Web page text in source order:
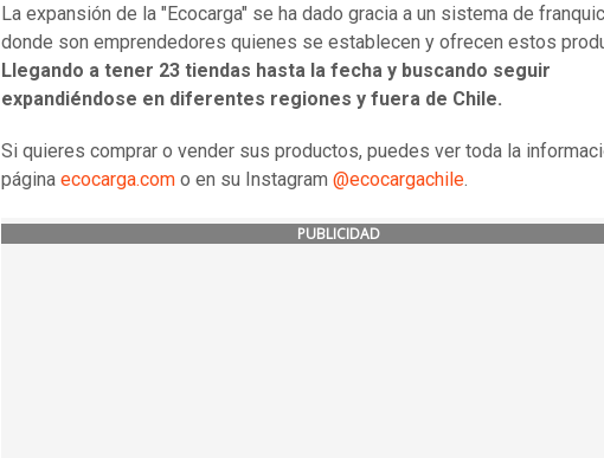
La expansión de la "Ecocarga" se ha dado gracia a un sistema de
donde son emprendedores quienes se establecen y ofrecen estos
Llegando a tener 23 tiendas hasta la fecha y buscando seguir
expandiéndose en diferentes regiones y fuera de Chile.
Si quieres comprar o vender sus productos, puedes ver toda la
página ecocarga.com o en su Instagram @ecocargachile.
PUBLICIDAD